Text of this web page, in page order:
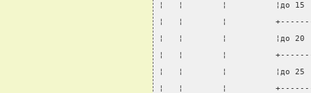
¦   ¦        ¦          ¦до 15
¦   ¦        ¦
¦   ¦        ¦          ¦до 20
¦   ¦        ¦
¦   ¦        ¦          ¦до 25
¦   ¦        ¦